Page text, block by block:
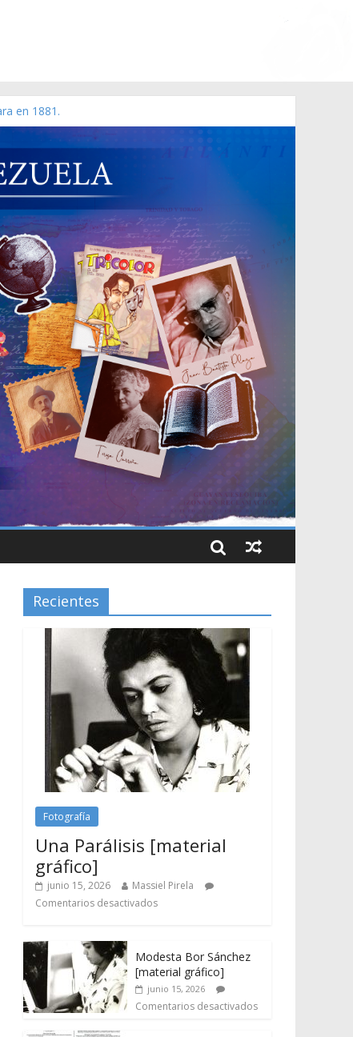
en 1881.
2006 N° 38.394
Recientes
Fotografía
Una Parálisis [material
gráfico]
junio 15, 2026
Massiel Pirela
Comentarios desactivados
Modesta Bor Sánchez
[material gráfico]
junio 15, 2026
Comentarios desactivados